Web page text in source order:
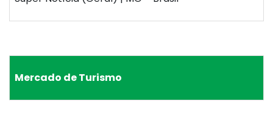
Mercado de Turismo